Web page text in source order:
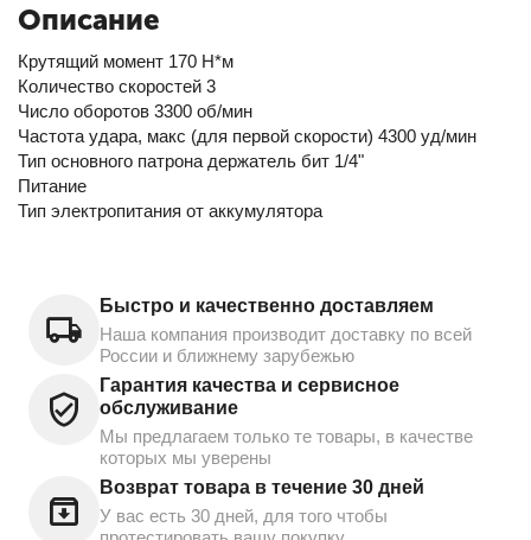
Описание
Крутящий момент 170 Н*м
Количество скоростей 3
Число оборотов 3300 об/мин
Частота удара, макс (для первой скорости) 4300 уд/мин
Тип основного патрона держатель бит 1/4"
Питание
Тип электропитания от аккумулятора
Быстро и качественно доставляем
Наша компания производит доставку по всей
России и ближнему зарубежью
Гарантия качества и сервисное
обслуживание
Мы предлагаем только те товары, в качестве
которых мы уверены
Возврат товара в течение 30 дней
У вас есть 30 дней, для того чтобы